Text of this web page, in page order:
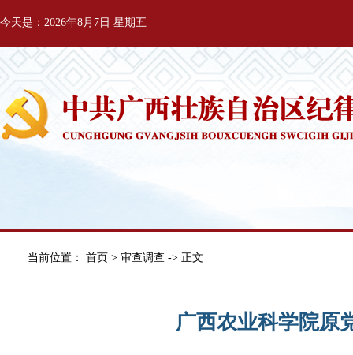
今天是：2026年8月7日 星期五
当前位置： 首页 > 审查调查 -> 正文
广西农业科学院原